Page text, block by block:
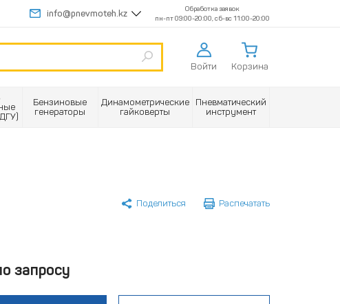
info@pnevmoteh.kz
Обработка заявок
пн-пт 09:00-20:00, сб-вс 11:00-20:00
Войти Корзина
Бензиновые
генераторы
Динамометрические
гайковерты
Пневматический
инструмент
Поделиться Распечатать
запросу